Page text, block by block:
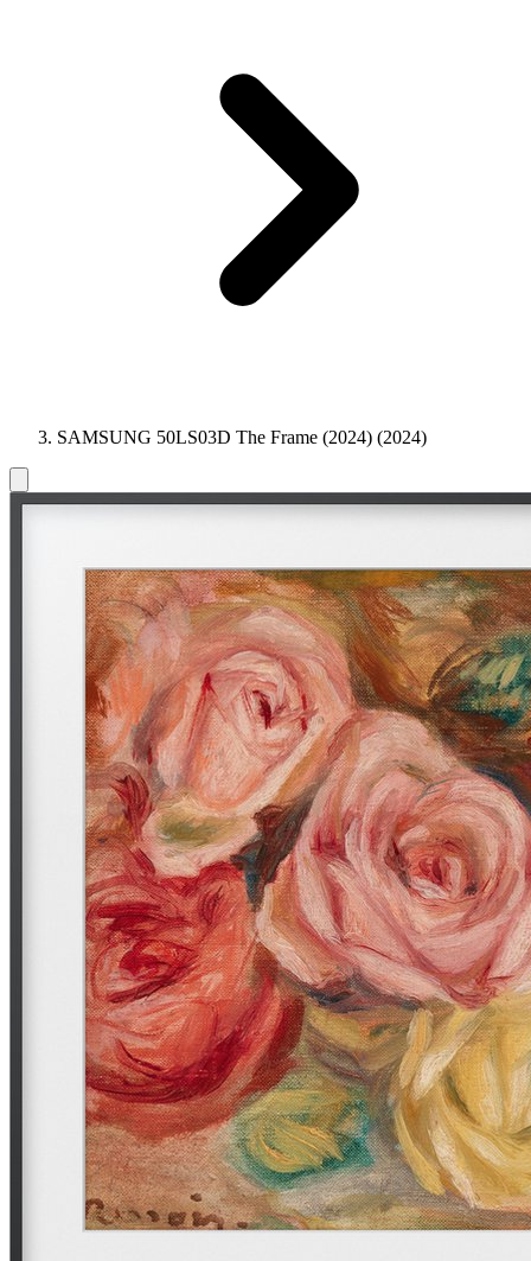
SAMSUNG 50LS03D The Frame (2024) (2024)